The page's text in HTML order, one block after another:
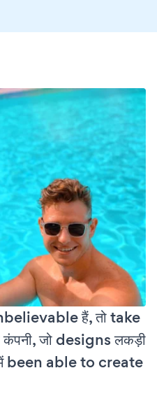
हैं, तो take
जो designs लकड़ी
में been able to create